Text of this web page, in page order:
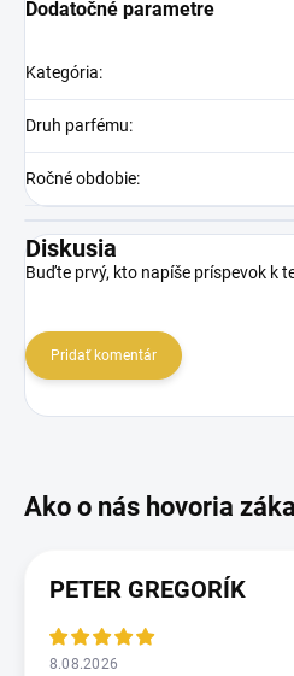
Dodatočné parametre
Kategória:
Druh parfému:
Ročné obdobie:
Diskusia
Buďte prvý, kto napíše príspevok k
Pridať komentár
PETER GREGORÍK
8.08.2026